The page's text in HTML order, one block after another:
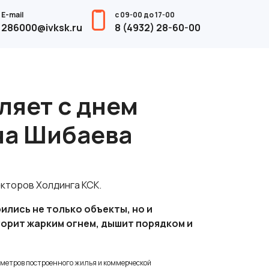
E-mail
286000@ivksk.ru
с 09-00 до 17-00
8 (4932) 28-60-00
с днем
Шибаева
Холдинга КСК.
не только объекты, но и
жарким огнем, дышит порядком и
построенного жилья и коммерческой